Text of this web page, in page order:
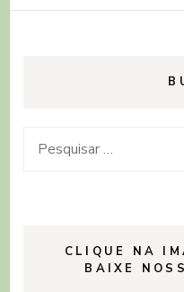
Pesquisar
CLIQUE NA
BAIXE